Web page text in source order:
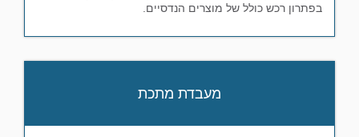
בפתרון רכש כולל של מוצרים הנדסיים.
מעבדת מתכת